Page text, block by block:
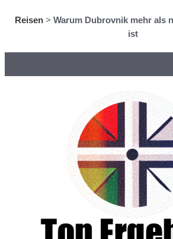
Reisen> Warum Dubrovnik mehr als
ist